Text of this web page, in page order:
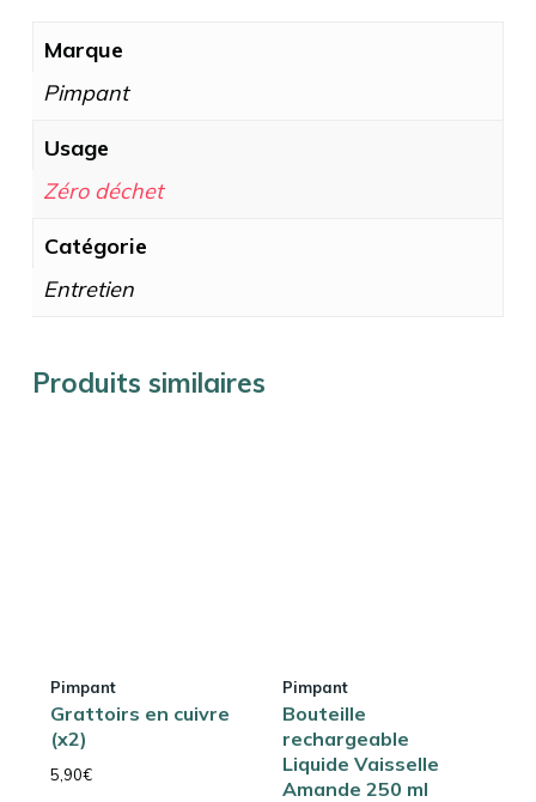
Marque
Pimpant
Usage
Zéro déchet
Catégorie
Entretien
Produits similaires
Pimpant
Grattoirs en cuivre
(x2)
5,90€
Pimpant
Bouteille
rechargeable
Liquide Vaisselle
Amande 250 ml